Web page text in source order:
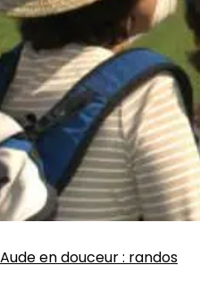
en douceur : randos